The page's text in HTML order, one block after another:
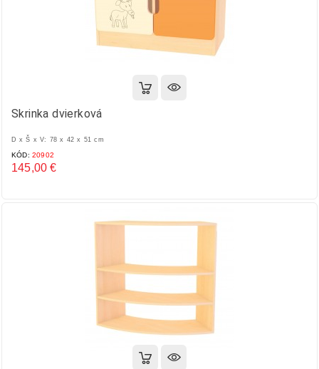
Skrinka dvierková
D x Š x V: 78 x 42 x 51 cm
KÓD: 20902
145,00 €